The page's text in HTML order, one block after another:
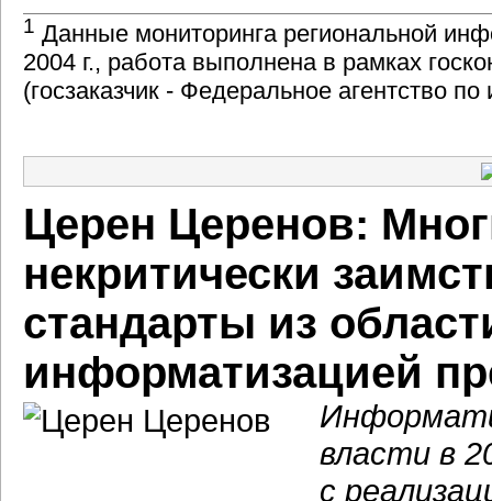
1 Данные мониторинга региональной
2004 г., работа выполнена в рамках
(госзаказчик - Федеральное агентство
Церен Церенов:
некритически
стандарты из
информатизацией
власти в
с